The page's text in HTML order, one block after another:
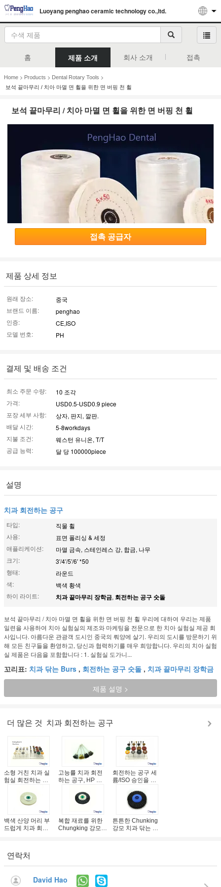
Luoyang penghao ceramic technology co.,ltd.
홈 제품 소개 회사 소개 접촉
Home > Products > Dental Rotary Tools >
보석 끝마무리 / 치아 마멸 면 휠을 위한 면 버핑 천 휠
보석 끝마무리 / 치아 마멸 면 휠을 위한 면 버핑 천 휠
접촉 공급자
제품 상세 정보
원래 장소:
중국
브랜드 이름:
penghao
인증:
CE,ISO
모델 번호:
PH
결제 및 배송 조건
최소 주문 수량:
10 조각
가격:
USD0.5-USD0.9 piece
포장 세부 사항:
상자, 판지, 깔판.
배달 시간:
5-8workdays
지불 조건:
웨스턴 유니온, T/T
공급 능력:
달 당 100000piece
설명
치과 회전하는 공구
타입:
직물 휠
사용:
표면 폴리싱 & 세정
애플리케이션:
마멸 금속, 스테인레스 강, 합금, 나무
크기:
3′/4′/5′/6′ *50
형태:
라운드
색:
백색 황색
하이 라이트:
치과 끝마무리 장학금, 회전하는 공구 숫돌
보석 끝마무리 / 치아 마멸 면 휠을 위한 면 버핑 천 휠 우리에 대하여 우리는 제품
일련을 사용하여 치아 실험실의 제조와 마케팅을 전문으로 한 치아 실험실 제공 회
사입니다. 아름다운 관광객 도시인 중국의 뤄양에 살기. 우리의 도시를 방문하기 위
해 모든 친구들을 환영하고, 당신과 협력하기를 매우 희망합니다. 우리의 치아 실험
실 제품은 다음을 포함합니다 : 1. 실험실 도가니...
꼬리표: 치과 닦는 Burs , 회전하는 공구 숫돌 , 치과 끝마무리 장학금
제품 설명 >
더 많은 것 치과 회전하는 공구
소형 거친 치과 실
험실 회전하는 닦
고능률 치과 회전
하는 공구, HP 정
닦는 솔
회전하는 공구 세
륨/ISO 승인을 위
실험실에 의하여
분류했습니다
백색 산양 머리 부
드럽게 치과 회전
복합 재료를 위한
Chungking 강모
튼튼한 Chunking
강모 치과 닦는 기
연락처
David Hao